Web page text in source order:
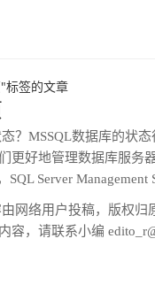
标签的文章
？MSSQL数据库的状
更好地管理数据库服
SQL Server
网络用户投稿，版权
容，请联系小编